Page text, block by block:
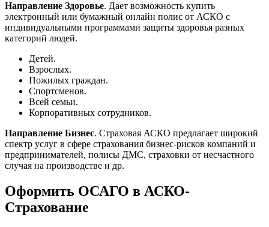
Направление Здоровье. Дает возможность купить
электронный или бумажный онлайн полис от АСКО с
индивидуальными программами защиты здоровья разных
категорий людей.
Детей.
Взрослых.
Пожилых граждан.
Спортсменов.
Всей семьи.
Корпоративных сотрудников.
Направление Бизнес. Страховая АСКО предлагает широкий
спектр услуг в сфере страхования бизнес-рисков компаний и
предпринимателей, полисы ДМС, страховки от несчастного
случая на производстве и др.
Оформить ОСАГО в АСКО-
Страхование